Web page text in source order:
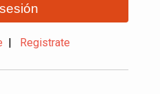
Registrate